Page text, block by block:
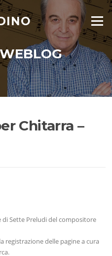
Menu
Chitarra –
di Sette Preludi del compositore
registrazione delle pagine a cura